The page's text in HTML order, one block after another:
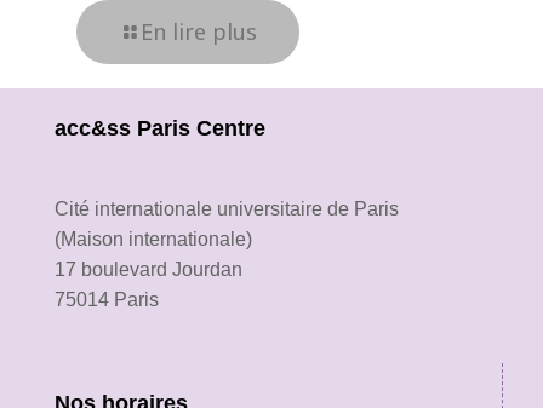
En lire plus
acc&ss Paris Centre
Cité internationale universitaire de Paris
(Maison internationale)
17 boulevard Jourdan
75014 Paris
Nos horaires